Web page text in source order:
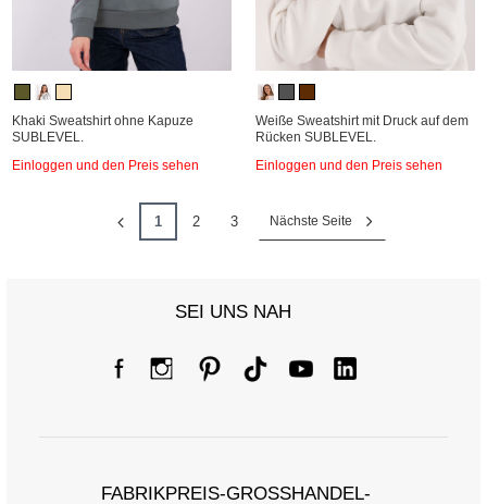
Khaki Sweatshirt ohne Kapuze
SUBLEVEL.
Einloggen und den Preis sehen
Weiße Sweatshirt mit Druck auf dem
Rücken SUBLEVEL.
Einloggen und den Preis sehen
1 2 3 Nächste Seite
SEI UNS NAH
FABRIKPREIS-GROSSHANDEL-K